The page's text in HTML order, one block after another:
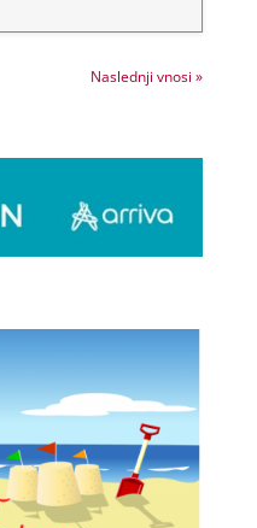
Naslednji vnosi »